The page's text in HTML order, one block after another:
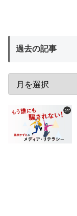
過去の記事